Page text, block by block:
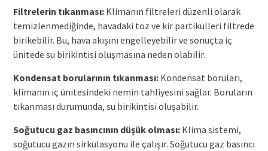
Filtrelerin tıkanması:Klimanın filtreleri düzenli olarak
temizlenmediğinde, havadaki toz ve kir partikülleri filtrede
birikebilir. Bu, hava akışını engelleyebilir ve sonuçta iç
ünitede su birikintisi oluşmasına neden olabilir.
Kondensat borularının tıkanması:Kondensat boruları,
klimanın iç ünitesindeki nemin tahliyesini sağlar. Boruların
tıkanması durumunda, su birikintisi oluşabilir.
Soğutucu gaz basıncının düşük olması:Klima sistemi,
soğutucu gazın sirkülasyonu ile çalışır. Soğutucu gaz basıncı